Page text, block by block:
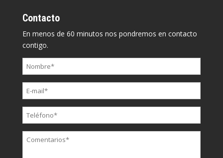
Contacto
En menos de 60 minutos nos pondremos en contacto
contigo.